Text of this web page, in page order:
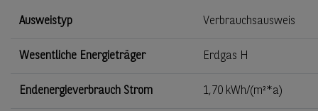
Ausweistyp Verbrauchsausweis
Wesentliche Energieträger Erdgas H
Endenergieverbrauch Strom 1,70 kWh/(m²*a)